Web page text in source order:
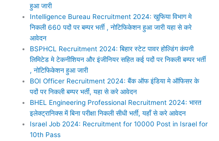
हुआ जारी
Intelligence Bureau Recruitment 2024: खुफिया विभाग मे
निकली 660 पदों पर बम्पर भर्ती , नोटिफिकेशन हुआ जारी यहा से करे
आवेदन
BSPHCL Recruitment 2024: बिहार स्टेट पावर होल्डिंग कंपनी
लिमिटेड मे टेकनीशियन और इंजीनियर सहित कई पदों पर निकली बम्पर भर्ती
, नोटिफिकेशन हुआ जारी
BOI Officer Recruitment 2024: बैंक ऑफ इंडिया मे ऑफिसर के
पदों पर निकली बम्पर भर्ती, यहा से करे आवेदन
BHEL Engineering Professional Recruitment 2024: भारत
इलेक्ट्रानिक्स में बिना परीक्षा निकली सीधी भर्ती, यहाँ से करे आवेदन
Israel Job 2024: Recruitment for 10000 Post in Israel for
10th Pass